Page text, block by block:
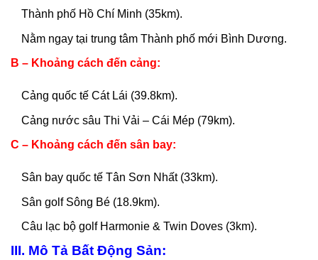
Thành phố Hồ Chí Minh (35km).
Nằm ngay tại trung tâm Thành phố mới Bình Dương.
B – Khoảng cách đến cảng:
Cảng quốc tế Cát Lái (39.8km).
Cảng nước sâu Thi Vải – Cái Mép (79km).
C – Khoảng cách đến sân bay:
Sân bay quốc tế Tân Sơn Nhất (33km).
Sân golf Sông Bé (18.9km).
Câu lạc bộ golf Harmonie & Twin Doves (3km).
III. Mô Tả Bất Động Sản: